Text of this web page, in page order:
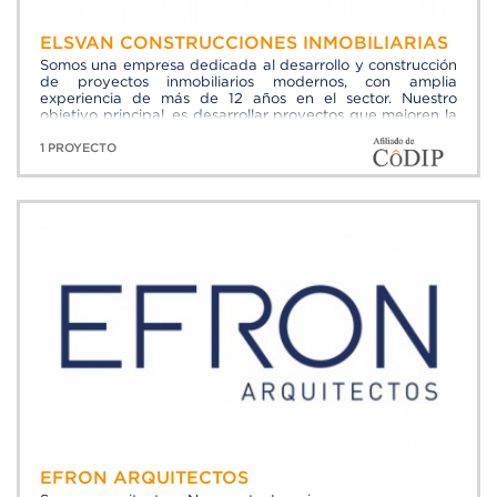
ELSVAN CONSTRUCCIONES INMOBILIARIAS
Somos una empresa dedicada al desarrollo y construcción
de proyectos inmobiliarios modernos, con amplia
experiencia de más de 12 años en el sector. Nuestro
objetivo principal, es desarrollar proyectos que mejoren la
soluciones de vivienda que les permita alcanzar sus
expectativas, por ello, no sólo nos preocupamos por el
diseño, sino, utilizamos materiales y servicios de alta
calidad.
1 PROYECTO
EFRON ARQUITECTOS